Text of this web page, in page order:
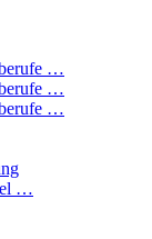
…
…
…
…